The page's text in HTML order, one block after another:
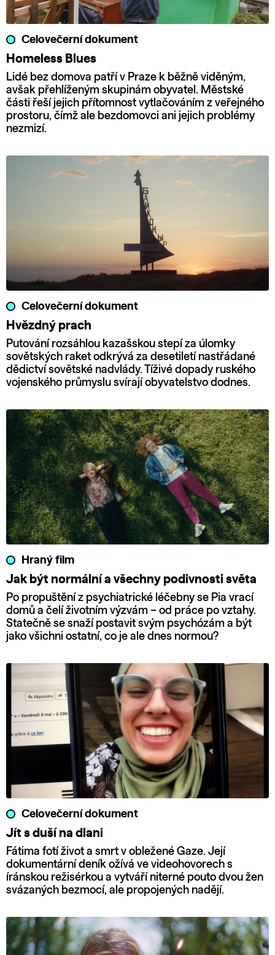
Celovečerní dokument
Homeless Blues
Lidé bez domova patří v Praze k běžně viděným,
avšak přehlíženým skupinám obyvatel. Městské
části řeší jejich přítomnost vytlačováním z veřejného
prostoru, čímž ale bezdomovci ani jejich problémy
nezmizí.
Celovečerní dokument
Hvězdný prach
Putování rozsáhlou kazašskou stepí za úlomky
sovětských raket odkrývá za desetiletí nastřádané
dědictví sovětské nadvlády. Tíživé dopady ruského
vojenského průmyslu svírají obyvatelstvo dodnes.
Hraný film
Jak být normální a všechny podivnosti světa
Po propuštění z psychiatrické léčebny se Pia vrací
domů a čelí životním výzvám – od práce po vztahy.
Statečně se snaží postavit svým psychózám a být
jako všichni ostatní, co je ale dnes normou?
Celovečerní dokument
Jít s duší na dlani
Fátima fotí život a smrt v obležené Gaze. Její
dokumentární deník ožívá ve videohovorech s
íránskou režisérkou a vytváří niterné pouto dvou žen
svázaných bezmocí, ale propojených nadějí.